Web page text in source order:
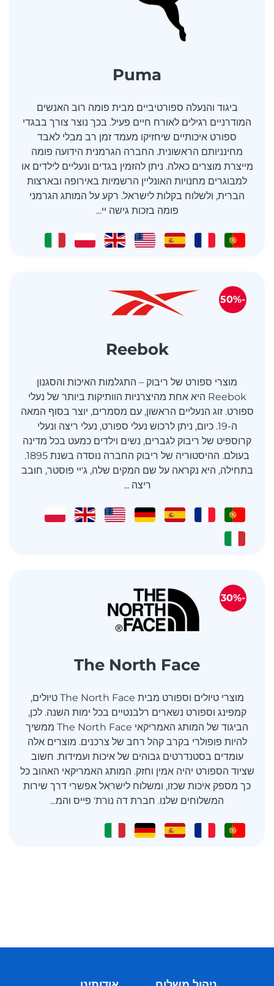
Puma
ביגוד והנעלה ספורטיביים מבית פומה רוב האנשים
המודרניים רגילים לאורח חיים פעיל. בכך נוצר צורך בבגדי
ספורט איכותיים שיחזיקו מעמד זמן רב מבלי לאבד
מחינניותם הראשונית. החברה הגרמנית הידועה פומה
מייצרת מוצרים כאלה. ניתן להזמין בגדים ונעליים לילדים או
למבוגרים מחנויות האונליין הרשמיות באירופה ובארצות
הברית, ולשלוח בקלות לישראל. רקע על המותג הגרמני
פומה בזכות גישה יי...
Reebok
מוצרי ספורט של ריבוק – התגלמות האיכות והסגנון
Reebok היא אחת מהיצרניות הוותיקות ביותר של נעלי
ספורט. זוג הנעליים הראשון, עם מסמרים, יוצר בסוף המאה
ה-19. כיום, ניתן לרכוש נעלי ספורט, נעלי ריצה ונעלי
קרוספיט של ריבוק לגברים, נשים וילדים כמעט בכל מדינה
בעולם. ההיסטוריה של ריבוק החברה נוסדה בשנת 1895.
בתחילה, היא נקראה על שם המקים שלה, ג'יי פוסטר, חובב
ריצה ...
-50%
The North Face
מוצרי טיולים וספורט מבית The North Face טיולים,
קמפינג וספורט נשארים רלבנטיים בכל ימות השנה. לכן,
הביגוד של המותג האמריקאי The North Face ממשיך
להיות פופולרי בקרב קהל רחב של צרכנים. מוצרים אלה
עומדים בסטנדרטים גבוהים של איכות ועמידות. חשוב
שציוד הספורט יהיה אמין וחזק. המותג האמריקאי האהוב כל
כך מספק איכות שכזו, ומשלוח לישראל אפשרי דרך שירות
המשלוחים שלנו. חברת דה נורת' פייס והמ...
-30%